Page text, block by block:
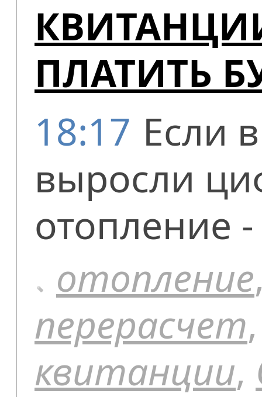
ПЛАТИТЬ
18:17 Если
выросли
отопление
отопление
перерасчет
квитанции,